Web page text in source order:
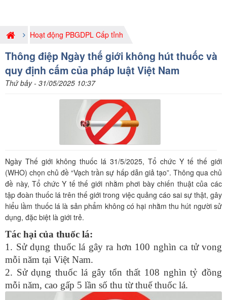
Hoạt động PBGDPL Cấp tỉnh
Thông điệp Ngày thế giới không hút thuốc và
quy định cấm của pháp luật Việt Nam
Thứ bảy - 31/05/2025 10:37
Ngày Thế giới không thuốc lá 31/5/2025, Tổ chức Y tế thế giới
(WHO) chọn chủ đề “Vạch trần sự hấp dẫn giả tạo”. Thông qua chủ
đề này, Tổ chức Y tế thế giới nhằm phơi bày chiến thuật của các
tập đoàn thuốc lá trên thế giới trong việc quảng cáo sai sự thật, gây
hiểu lầm thuốc lá là sản phẩm không có hại nhằm thu hút người sử
dụng, đặc biệt là giới trẻ.
Tác hại của thuốc lá:
1. Sử dụng thuốc lá gây ra hơn 100 nghìn ca tử vong
mỗi năm tại Việt Nam.
2. Sử dụng thuốc lá gây tổn thất 108 nghìn tỷ đồng
mỗi năm, cao gấp 5 lần số thu từ thuế thuốc lá.